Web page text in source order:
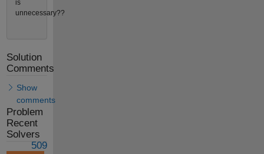
is
unnecessary??
Solution
Comments
Show
comments
Problem
Recent
Solvers
509